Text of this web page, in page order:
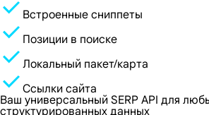
Встроенные сниппеты
Позиции в поиске
Локальный пакет/карта
Ссылки сайта
Ваш универсальный SERP API для
структурированных данных